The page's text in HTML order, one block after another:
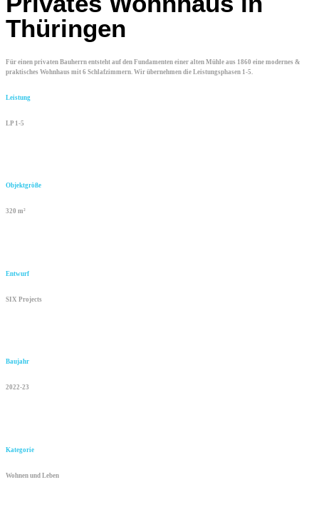
Thüringen
Für einen privaten Bauherrn entsteht auf den Fundamenten einer alten Mühle aus 1860 eine modernes &
praktisches Wohnhaus mit 6 Schlafzimmern. Wir übernehmen die Leistungsphasen 1-5.
Leistung
LP 1-5
Objektgröße
320 m²
Entwurf
SIX Projects
Baujahr
2022-23
Kategorie
Wohnen und Leben